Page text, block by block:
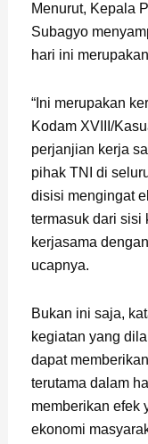
Menurut, Kepala
Subagyo
hari ini
“Ini merupakan
Kodam XVIII/
perjanjian kerja
pihak TNI di
disisi mengingat
termasuk dari sisi
kerjasama
ucapnya.
Bukan ini saja,
kegiatan yang
dapat
terutama dalam
memberikan efek
ekonomi